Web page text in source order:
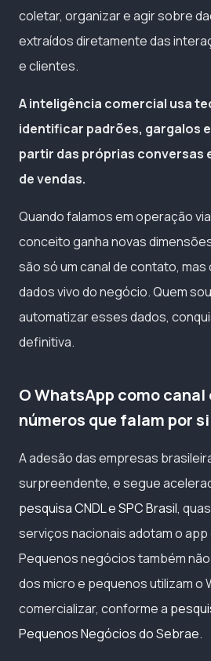
coletar, organizar e agir sobre
extraídos diretamente das
e clientes.
A inteligência comercial usa
identificar padrões, gargalos
partir das próprias conversas
de vendas.
Quando falamos em operação
conceito ganha novas
são só um canal de contato, mas
dados vivo do negócio. Quem
automatizar esses dados,
definitiva.
O WhatsApp como canal
números que falam por si
A adesão das empresas
surpreendente, e segue
pesquisa CNDL e SPC Brasil,
serviços nacionais adotam o
Pequenos negócios também
dos micro e pequenos utilizam o
comercializar, conforme a
Pequenos Negócios do Sebrae.